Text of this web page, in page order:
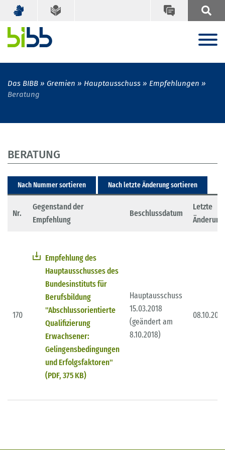
Das BIBB Gremien Hauptausschuss
Empfehlungen
Beratung
BERATUNG
Nach Nummer sortieren Nach letzte Änderung sortieren
Nr.
Gegenstand der
Empfehlung
Beschlussdatum
Letzte
Änderung
170
Empfehlung des
Hauptausschusses des
Bundesinstituts für
Berufsbildung
"Abschlussorientierte
Qualifizierung
Erwachsener:
Gelingensbedingungen
und Erfolgsfaktoren"
(PDF, 375 KB)
Hauptausschuss
15.03.2018
(geändert am
8.10.2018)
08.10.2018